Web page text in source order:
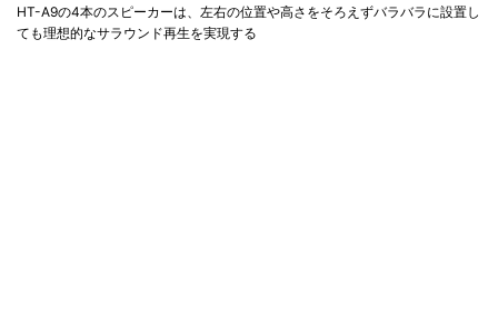
HT-A9の4本のスピーカーは、左右の位置や高さをそろえずバラバラに設置し
ても理想的なサラウンド再生を実現する